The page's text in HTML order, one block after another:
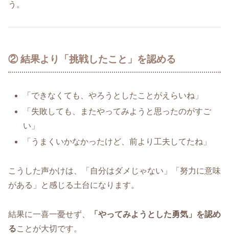
う。
② 結果より「挑戦したこと」を認める
「できなくても、やろうとしたことがえらいね」
「失敗しても、またやってみようと思ったのがすご
い」
「うまくいかなかったけど、前より工夫してたね」
こうした声かけは、「自分はダメじゃない」「努力に意味
がある」と感じる土台になります。
結果に一喜一憂せず、
「やってみようとした勇気」を認め
ることが大切です。